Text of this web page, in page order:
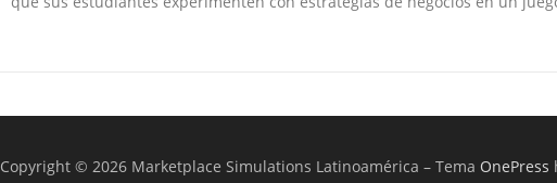
Copyright © 2026 Marketplace Simulations Latinoamérica – Tema OnePress